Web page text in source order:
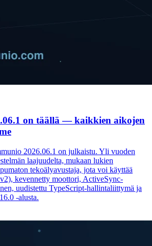
on täällä — kaikkien aikojen
2026.06.1 on julkaistu. Yli vuoden
laajuudelta, mukaan lukien
tekoälyavustaja, jota voi käyttää
kevennetty moottori, ActiveSync-
uudistettu TypeScript-hallintaliittymä ja
-alusta.